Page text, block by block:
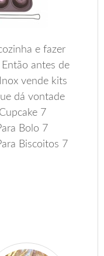
e fazer
antes de
vende kits
dá vontade
7
Bolo 7
Biscoitos 7